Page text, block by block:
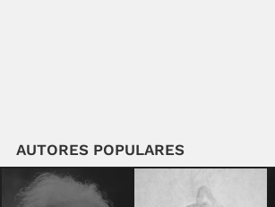
AUTORES POPULARES